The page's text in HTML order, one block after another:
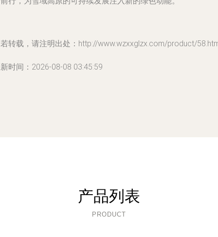
转载，请注明出处：http://www.wzxxglzx.com/product/
时间：2026-08-08 03:45:59
产品列表
PRODUCT